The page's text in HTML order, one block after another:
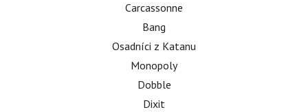
Carcassonne
Bang
Osadníci z Katanu
Monopoly
Dobble
Dixit